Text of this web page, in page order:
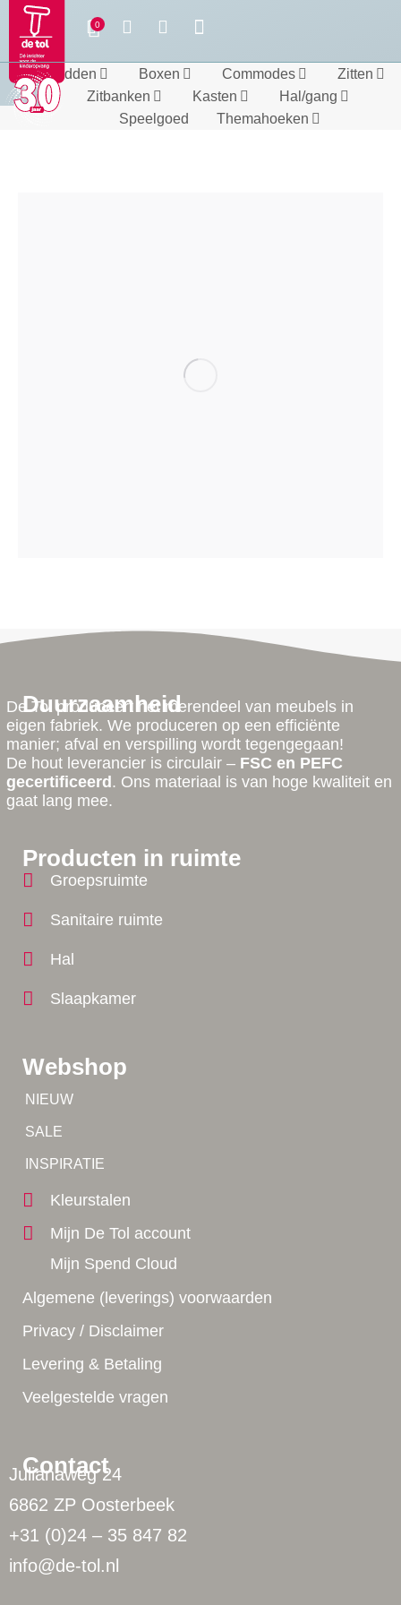
Bedden Boxen Commodes
Zitten
Zitbanken
Kasten
Hal/gang
Speelgoed
Themahoeken
Contact
Julianaweg 24
6862 ZP Oosterbeek
+31 (0)24 – 35 847 82
info@de-tol.nl
Webshop
NIEUW
SALE
INSPIRATIE
Kleurstalen
Mijn De Tol account
Mijn Spend Cloud
Algemene (leverings) voorwaarden
Privacy / Disclaimer
Levering & Betaling
Veelgestelde vragen
Producten in ruimte
Groepsruimte
Sanitaire ruimte
Hal
Slaapkamer
Duurzaamheid
De Tol produceert het merendeel van meubels in
eigen fabriek. We produceren op een efficiënte
manier; afval en verspilling wordt tegengegaan!
De hout leverancier is circulair – FSC en PEFC
gecertificeerd . Ons materiaal is van hoge kwaliteit en
gaat lang mee.